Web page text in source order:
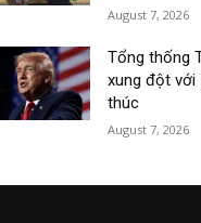
August 7, 2026
Tổng thống
xung đột với
thúc
August 7, 2026